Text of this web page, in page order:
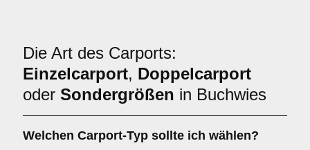
Die Art des Carports:
Einzelcarport, Doppelcarport
oder Sondergrößen in Buchwies
Welchen Carport-Typ sollte ich wählen?